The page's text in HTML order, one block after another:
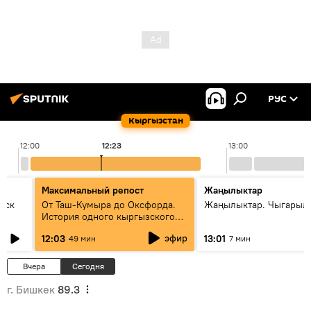
Кыргызстан
РУС
12:00 13:00
12:23
Максимальный репост
От Таш-Кумыра до Оксфорда.
История одного кыргызского
12:03 49 мин эфир
Жаңылыктар
Жаңылыктар.
13:01 7 мин
Вчера Сегодня
г. Бишкек 89.3